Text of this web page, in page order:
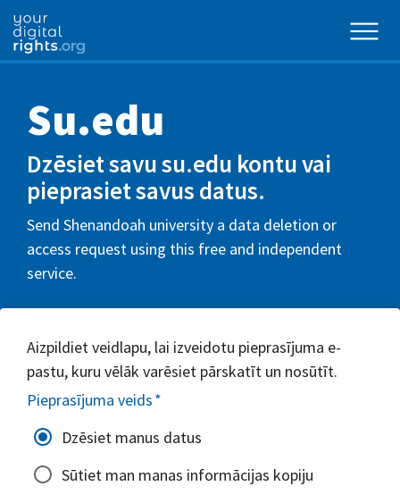
Su.edu
Dzēsiet savu su.edu kontu vai
pieprasiet savus datus.
Send Shenandoah university a data deletion or
access request using this free and independent
service.
Aizpildiet veidlapu, lai izveidotu pieprasījuma e-
pastu, kuru vēlāk varēsiet pārskatīt un nosūtīt.
Pieprasījuma veids*
Dzēsiet manus datus
Sūtiet man manas informācijas kopiju